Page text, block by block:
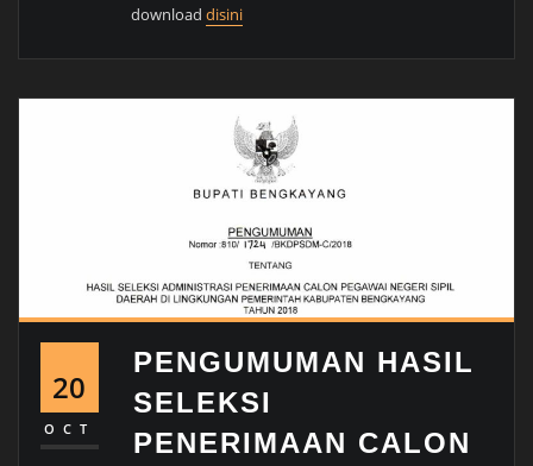
downloaddisini
20
OCT
PENGUMUMAN HASIL
SELEKSI
PENERIMAAN CALON